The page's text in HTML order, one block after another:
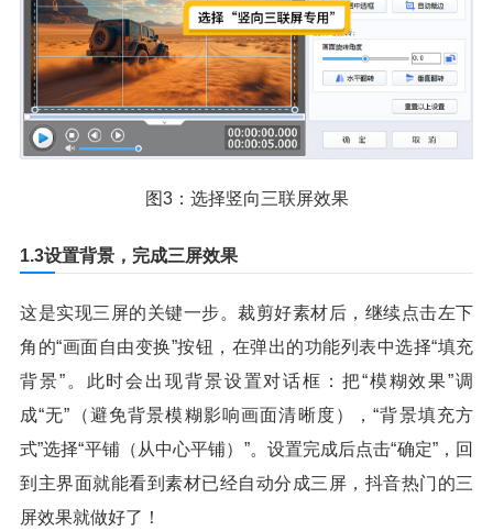
图3：选择竖向三联屏效果
1.3设置背景，完成三屏效果
这是实现三屏的关键一步。裁剪好素材后，继续点击左下
角的“画面自由变换”按钮，在弹出的功能列表中选择“填充
背景”。此时会出现背景设置对话框：把“模糊效果”调
成“无”（避免背景模糊影响画面清晰度），“背景填充方
式”选择“平铺（从中心平铺）”。设置完成后点击“确定”，回
到主界面就能看到素材已经自动分成三屏，抖音热门的三
屏效果就做好了！